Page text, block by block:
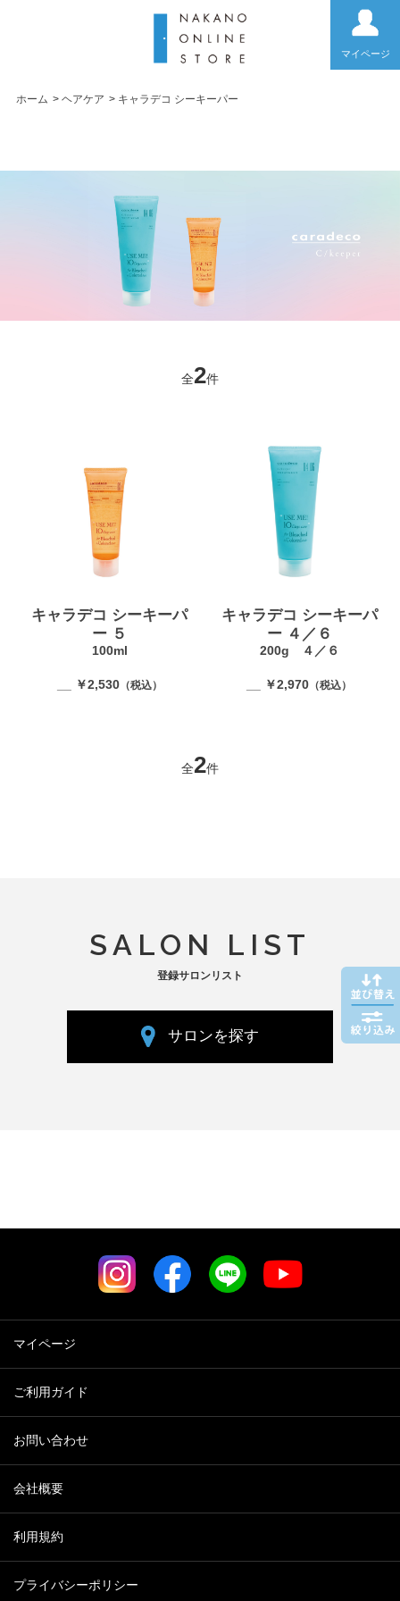
マイページ
ホーム > ヘアケア > キャラデコ シーキーパー
全2件
キャラデコ シーキーパ
ー ５
100ml
__ ￥2,530（税込）
キャラデコ シーキーパ
ー ４／６
200g ４／６
__ ￥2,970 （税込）
全2件
SALON LIST
登録サロンリスト
サロンを探す
マイページ
ご利用ガイド
お問い合わせ
会社概要
利用規約
プライバシーポリシー